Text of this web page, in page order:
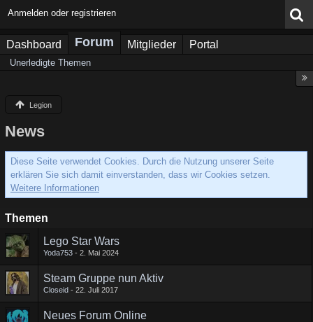
Anmelden oder registrieren
Dashboard Forum Mitglieder Portal
Unerledigte Themen
Legion
News
Diese Seite verwendet Cookies. Durch die Nutzung unserer Seite
erklären Sie sich damit einverstanden, dass wir Cookies setzen.
Weitere Informationen
Themen
Lego Star Wars
Yoda753 2. Mai 2024
Steam Gruppe nun Aktiv
Closeid 22. Juli 2017
Neues Forum Online